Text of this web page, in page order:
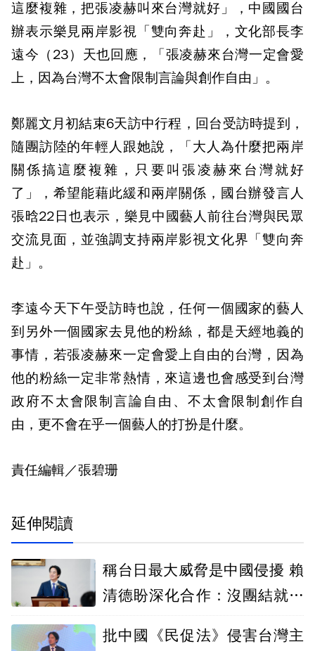
這麼複雜，把張凌赫叫來台灣就好」，中國國台
辦表示樂見兩岸影視「雙向奔赴」，文化部長李
遠今（23）天也回應，「張凌赫來台灣一定會愛
上，因為台灣不太會限制言論與創作自由」。
鄭麗文月初結束6天訪中行程，回台受訪時提到，
隨團訪陸的年輕人跟她說，「大人為什麼把兩岸
關係搞這麼複雜，只要叫張凌赫來台灣就好
了」，希望能藉此緩和兩岸關係，國台辦發言人
張晗22日也表示，樂見中國藝人前往台灣與民眾
交流見面，並強調支持兩岸影視文化界「雙向奔
赴」。
李遠今天下午受訪時也說，任何一個國家的藝人
到另外一個國家去見他的粉絲，都是天經地義的
事情，若張凌赫來一定會愛上自由的台灣，因為
他的粉絲一定非常熱情，來這邊也會感受到台灣
政府不太會限制言論自由、不太會限制創作自
由，更不會在乎一個藝人的打扮是什麼。
責任編輯／張碧珊
延伸閱讀
稱台日最大威脅是中國侵擾 賴
清德盼深化合作：沒團結就沒
批中國《民促法》侵害台灣主